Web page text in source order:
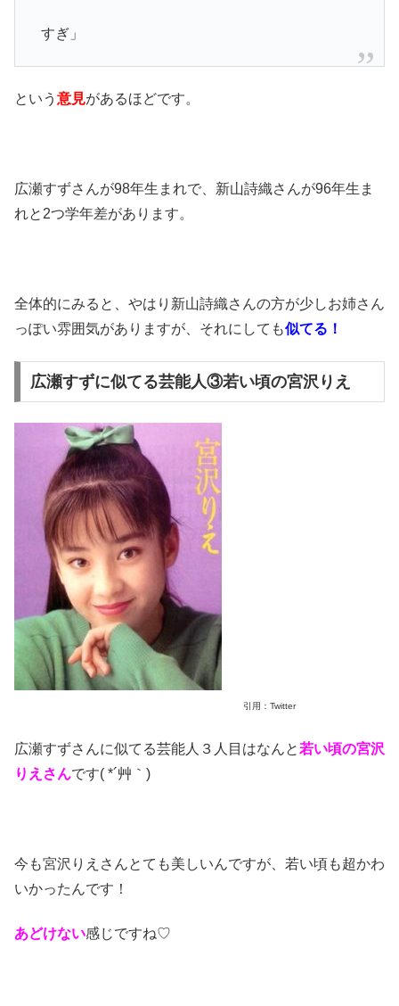
すぎ」
という 意見があるほどです。
広瀬すずさんが98年生まれで、新山詩織さんが96年生ま
れと2つ学年差があります。
全体的にみると、やはり新山詩織さんの方が少しお姉さん
っぽい雰囲気がありますが、それにしても似てる！
広瀬すずに似てる芸能人③若い頃の宮沢りえ
引用：Twitter
広瀬すずさんに似てる芸能人３人目はなんと若い頃の宮沢
りえさんです( *´艸｀)
今も宮沢りえさんとても美しいんですが、若い頃も超かわ
いかったんです！
あどけない感じですね♡